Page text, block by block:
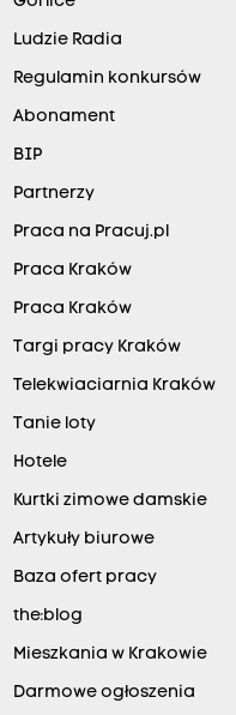
Ludzie Radia
Regulamin konkursów
Abonament
BIP
Partnerzy
Praca na Pracuj.pl
Praca Kraków
Praca Kraków
Targi pracy Kraków
Telekwiaciarnia Kraków
Tanie loty
Hotele
Kurtki zimowe damskie
Artykuły biurowe
Baza ofert pracy
the:blog
Mieszkania w Krakowie
Darmowe ogłoszenia